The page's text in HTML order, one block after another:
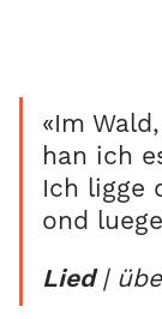
«Im
han ich
Ich ligge
ond
Lied |